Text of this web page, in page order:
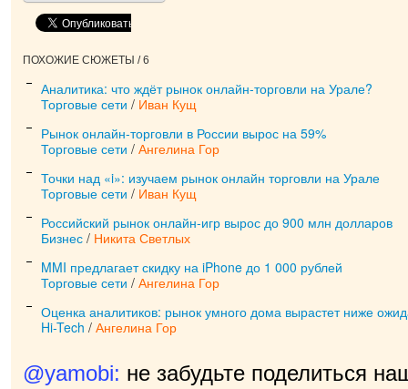
ПОХОЖИЕ СЮЖЕТЫ / 6
Аналитика: что ждёт рынок онлайн-торговли на Урале?
Торговые сети / Иван Кущ
Рынок онлайн-торговли в России вырос на 59%
Торговые сети / Ангелина Гор
Точки над «i»: изучаем рынок онлайн торговли на Урале
Торговые сети / Иван Кущ
Российский рынок онлайн-игр вырос до 900 млн долларов
Бизнес / Никита Светлых
MMI предлагает скидку на iPhone до 1 000 рублей
Торговые сети / Ангелина Гор
Оценка аналитиков: рынок умного дома вырастет ниже
Hi-Tech / Ангелина Гор
@yamobi: не забудьте поделиться